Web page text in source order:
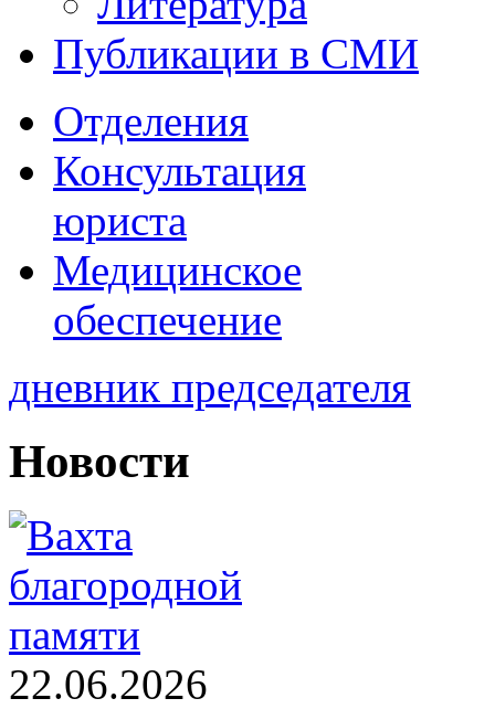
Публикации в СМИ
Отделения
Консультация
юриста
Медицинское
обеспечение
дневник председателя
Новости
22.06.2026